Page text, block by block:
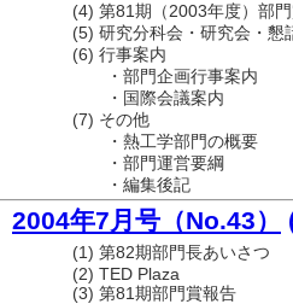
(4) 第81期（2003年度）部
(5) 研究分科会・研究会・懇
(6) 行事案内
・部門企画行事案内
・国際会議案内
(7) その他
・熱工学部門の概要
・部門運営要綱
・編集後記
2004年7月号（No.43）
(1) 第82期部門長あいさつ
(2) TED Plaza
(3) 第81期部門賞報告